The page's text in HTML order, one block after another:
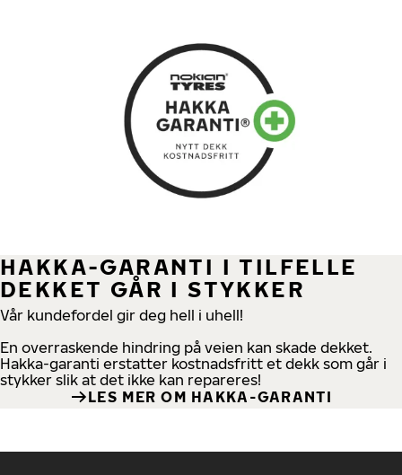
HAKKA-GARANTI I TILFELLE
DEKKET GÅR I STYKKER
Vår kundefordel gir deg hell i uhell!
En overraskende hindring på veien kan skade dekket.
Hakka-garanti erstatter kostnadsfritt et dekk som går i
stykker slik at det ikke kan repareres!
LES MER OM HAKKA-GARANTI